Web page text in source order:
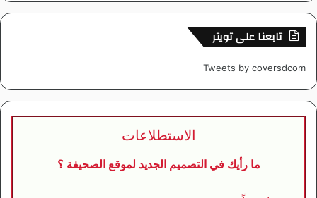
تابعنا على تويتر
Tweets by coversdcom
الاستطلاعات
ما رأيك في التصميم الجديد لموقع الصحيفة ؟